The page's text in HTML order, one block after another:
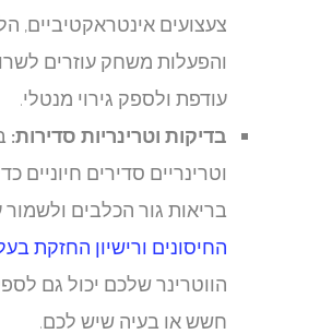
צעצועים אינטראקטיביים,
והפעלות משחק עוזרים לשרוף
עודפת ולספק גירוי מנטלי.
בדיקות וטרינריות סדירות:
וטרינריים סדירים חיוניים
בריאות גור הכלבים ולשמור
החיסונים ורישיון החזקת בעלי
הווטרינר שלכם יכול גם לספק
חשש או בעיה שיש לכם.